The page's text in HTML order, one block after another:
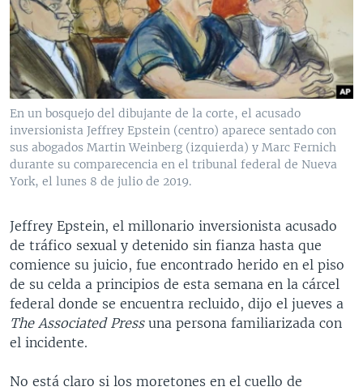
VENEZUELA
BRASIL
NICARAGUA
ECONOMÍA
ENTRETENIMIENTO Y CULTURA
TECNOLOGÍA
DEPORTES
CIENCIA Y SALUD
MULTIMEDIA
VIDEOS
FOTOGRAFÍA
AUDIOS
PROGRAMAS TV
EL MUNDO AL DÍA
FORO INTERAMERICANO
VISIÓN 360
LAS CLAVES
PANORAMA
RADIO
AVANCE INFORMATIVO
AUDIONOTICIAS
BUENOS DÍAS AMÉRICA
ESTADOS UNIDOS AL DÍA
EL MUNDO AL DÍA [RADIO]
FORO [RADIO]
DEPORTIVO INTERNACIONAL
NOTA ECONÓMICA
ENTRETENIMIENTO
DIRECT
DOCUMENTALES DE LA VOA
Learning English
En un bosquejo del dibujante de la corte, el acusado
inversionista Jeffrey Epstein (centro) aparece sentado con
sus abogados Martin Weinberg (izquierda) y Marc Fernich
durante su comparecencia en el tribunal federal de Nueva
York, el lunes 8 de julio de 2019.
Jeffrey Epstein, el millonario inversionista acusado
de tráfico sexual y detenido sin fianza hasta que
comience su juicio, fue encontrado herido en el piso
de su celda a principios de esta semana en la cárcel
federal donde se encuentra recluido, dijo el jueves a
The Associated Pressuna persona familiarizada con
el incidente.
No está claro si los moretones en el cuello de